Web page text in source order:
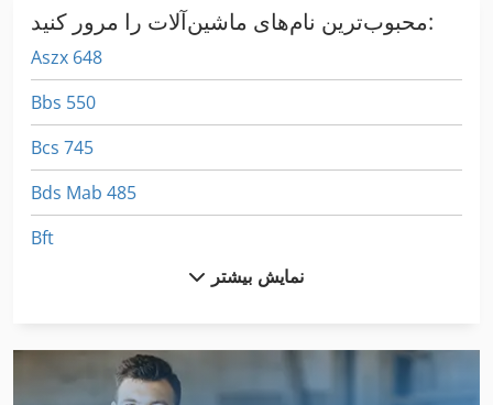
محبوب‌ترین نام‌های ماشین‌آلات را مرور کنید:
Aszx 648
Bbs 550
Bcs 745
Bds Mab 485
Bft
نمایش بیشتر